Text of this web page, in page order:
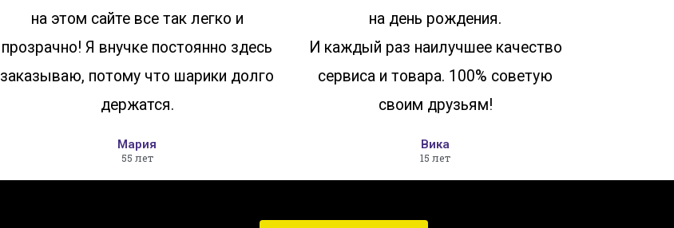
на этом сайте все так легко и
прозрачно! Я внучке постоянно здесь
заказываю, потому что шарики долго
держатся.
Мария
55 лет
на день рождения.
И каждый раз наилучшее качество
сервиса и товара. 100% советую
своим друзьям!
Вика
15 лет